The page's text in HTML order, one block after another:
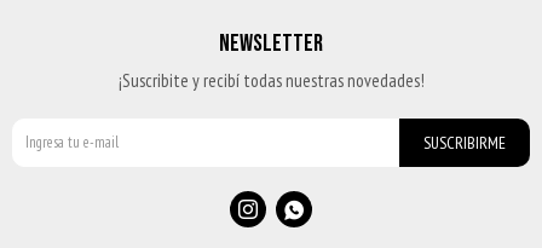
NEWSLETTER
¡Suscribite y recibí todas nuestras novedades!
SUSCRIBIRME
 